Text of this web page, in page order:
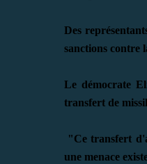
Des
sanctions contre
Le démocrate
transfert de
"Ce transfert
une menace